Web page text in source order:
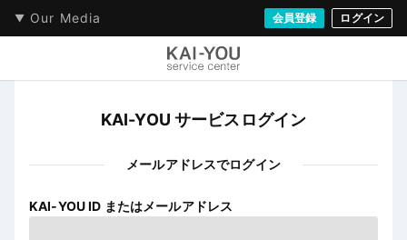
Our Media 会員登録 ログイン
KAI-YOU サービスログイン
メールアドレスでログイン
KAI-YOU ID またはメールアドレス